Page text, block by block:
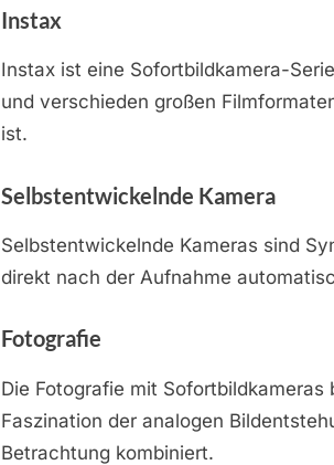
Instax
Instax ist eine Sofortbildkamera-
und verschieden großen
ist.
Selbstentwickelnde Kamera
Selbstentwickelnde Kameras sind
direkt nach der Aufnahme
Fotografie
Die Fotografie mit
Faszination der analogen
Betrachtung kombiniert.